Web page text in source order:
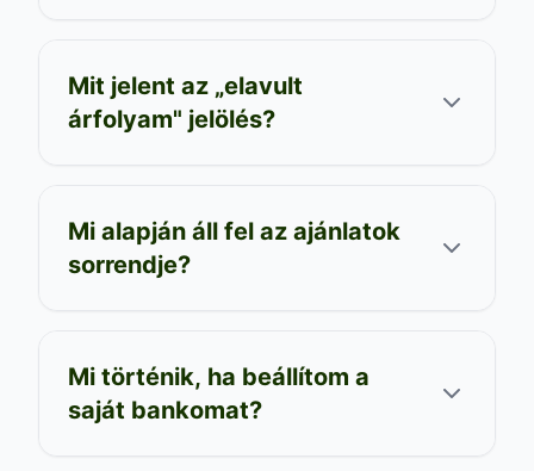
Mit jelent az „elavult
árfolyam" jelölés?
Mi alapján áll fel az ajánlatok
sorrendje?
Mi történik, ha beállítom a
saját bankomat?